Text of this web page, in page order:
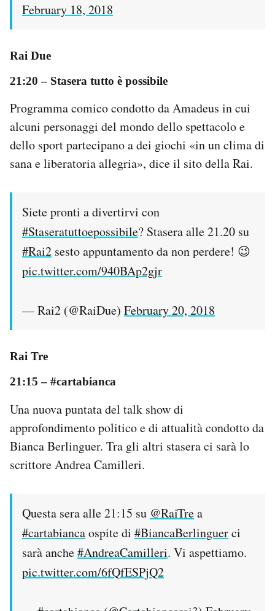
February 18, 2018
Rai Due
21:20 – Stasera tutto è possibile
Programma comico condotto da Amadeus in cui
alcuni personaggi del mondo dello spettacolo e
dello sport partecipano a dei giochi «in un clima di
sana e liberatoria allegria», dice il sito della Rai.
Siete pronti a divertirvi con
#Staseratuttoepossibile? Stasera alle 21.20 su
#Rai2 sesto appuntamento da non perdere! 😉
pic.twitter.com/940BAp2gjr
— Rai2 (@RaiDue) February 20, 2018
Rai Tre
21:15– #cartabianca
Una nuova puntata del talk show di
approfondimento politico e di attualità condotto da
Bianca Berlinguer. Tra gli altri stasera ci sarà lo
scrittore Andrea Camilleri.
Questa sera alle 21:15 su @RaiTrea
#cartabiancaospite di #BiancaBerlinguerci
sarà anche#AndreaCamilleri. Vi aspettiamo.
pic.twitter.com/6fQfESPjQ2